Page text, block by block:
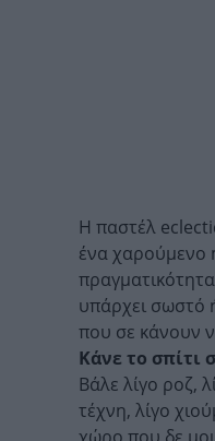
Η παστέλ
ένα χαρούμενο
υπάρχει σωστό
που σε κάνουν
Κάνε το σπίτι
Βάλε λίγο ροζ,
τέχνη, λίγο